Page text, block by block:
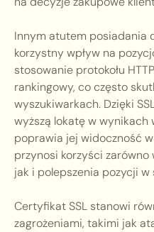
Innym atutem posiadania
korzystny wpływ na
stosowanie protokołu
rankingowy, co często
wyszukiwarkach. Dzięki
wyższą lokatę w wynikach
poprawia jej widoczność
przynosi korzyści
jak i polepszenia pozycji w
Certyfikat SSL stanowi
zagrożeniami, takimi jak